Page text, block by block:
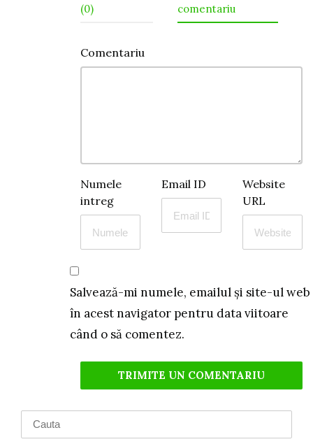
(0)
comentariu
Comentariu
Numele
intreg
Email ID
Website
URL
Salvează-mi numele, emailul și site-ul web
în acest navigator pentru data viitoare
când o să comentez.
for: